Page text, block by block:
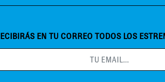
EN TU CORREO TODOS LOS